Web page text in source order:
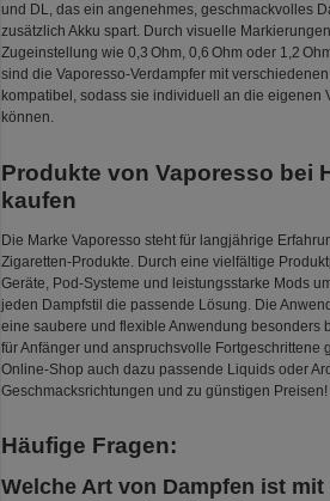
und DL, das ein angenehmes, geschmackvolles
zusätzlich Akku spart. Durch visuelle
Zugeinstellung wie 0,3 Ohm, 0,6 Ohm oder 1,2
sind die Vaporesso-Verdampfer mit
kompatibel, sodass sie individuell an die eigenen
können.
Produkte von Vaporesso bei
kaufen
Die Marke Vaporesso steht für langjährige
Zigaretten-Produkte. Durch eine vielfältige
Geräte, Pod-Systeme und leistungsstarke Mods
jeden Dampfstil die passende Lösung. Die
eine saubere und flexible Anwendung besonders
für Anfänger und anspruchsvolle Fortgeschrittene
Online-Shop auch dazu passende Liquids oder
Geschmacksrichtungen und zu günstigen Preisen!
Häufige Fragen:
Welche Art von Dampfen ist mit